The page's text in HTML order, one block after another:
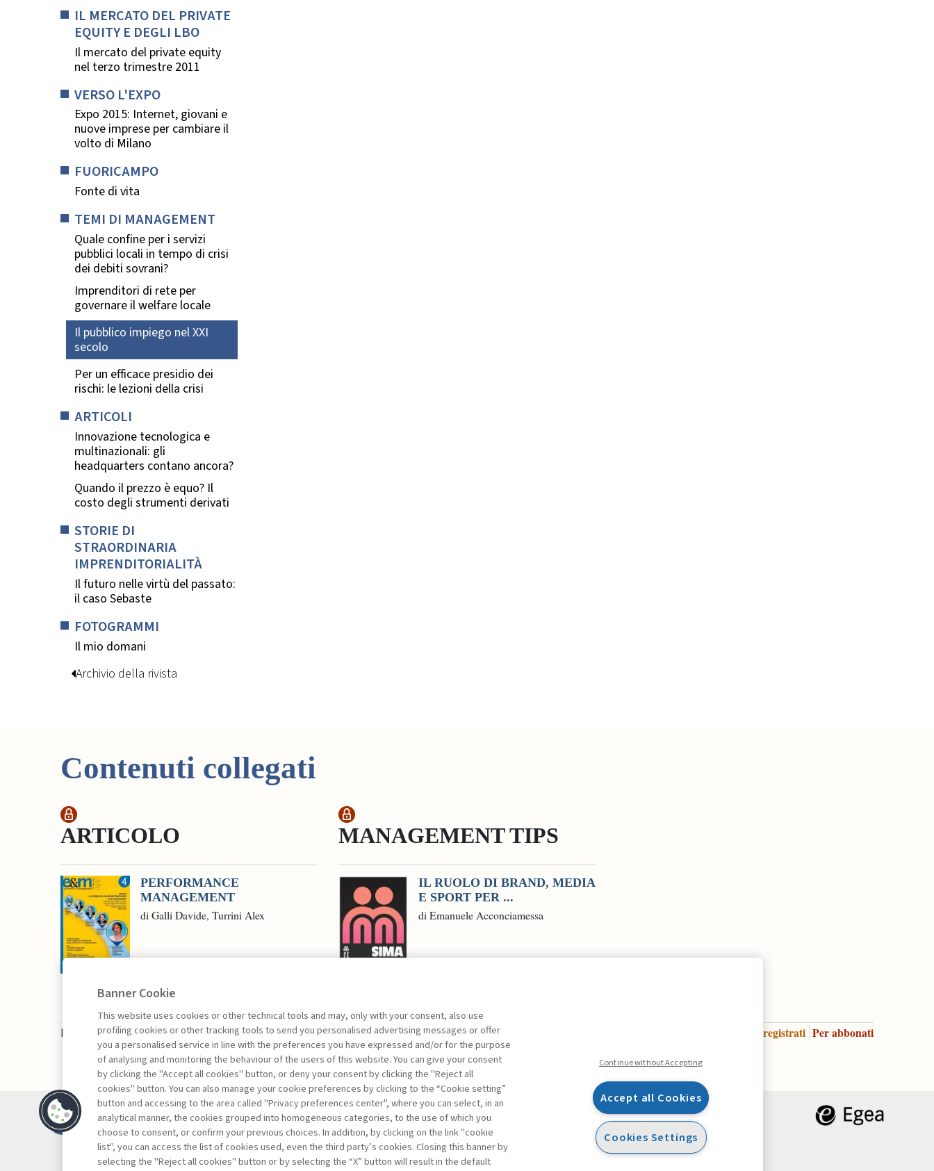
IL MERCATO DEL PRIVATE
EQUITY E DEGLI LBO
Il mercato del private equity
nel terzo trimestre 2011
VERSO L'EXPO
Expo 2015: Internet, giovani e
nuove imprese per cambiare il
volto di Milano
FUORICAMPO
Fonte di vita
TEMI DI MANAGEMENT
Quale confine per i servizi
pubblici locali in tempo di crisi
dei debiti sovrani?
Imprenditori di rete per
governare il welfare locale
Il pubblico impiego nel XXI
secolo
Per un efficace presidio dei
rischi: le lezioni della crisi
ARTICOLI
Innovazione tecnologica e
multinazionali: gli
headquarters contano ancora?
Quando il prezzo è equo? Il
costo degli strumenti derivati
STORIE DI
STRAORDINARIA
IMPRENDITORIALITÀ
Il futuro nelle virtù del passato:
il caso Sebaste
FOTOGRAMMI
Il mio domani
Archivio della rivista
Contenuti collegati
ARTICOLO
PERFORMANCE
MANAGEMENT
di Galli Davide, Turrini Alex
MANAGEMENT TIPS
IL RUOLO DI BRAND, MEDIA
E SPORT PER ...
di Emanuele Acconciamessa
La consultazione dei libri è riservata esclusivamente agli abbonati Premium Per registrati Per abbonati
Contatti
Abbonamenti
Archivio rubriche
Privacy
FacebookTwitterLinkedin
Banner Cookie
This website uses cookies or other technical tools and may, only with your consent, also use
profiling cookies or other tracking tools to send you personalised advertising messages or offer
you a personalised service in line with the preferences you have expressed and/or for the purpose
of analysing and monitoring the behaviour of the users of this website. You can give your consent
by clicking the "Accept all cookies" button, or deny your consent by clicking the "Reject all
cookies" button. You can also manage your cookie preferences by clicking to the “Cookie setting”
button and accessing to the area called "Privacy preferences center", where you can select, in an
analytical manner, the cookies grouped into homogeneous categories, to the use of which you
choose to consent, or confirm your previous choices. In addition, by clicking on the link "cookie
list", you can access the list of cookies used, even the third party’s cookies. Closing this banner by
selecting the "Reject all cookies" button or by selecting the “X” button will result in the default
Continue without Accepting
Accept all Cookies
Cookies Settings